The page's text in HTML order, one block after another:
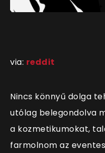
via: reddit
Nincs könnyű dolga
utólag belegondolva
a kozmetikumokat,
farmolnom az